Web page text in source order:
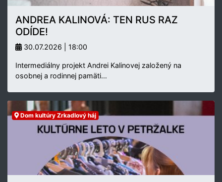
ANDREA KALINOVÁ: TEN RUS RAZ
ODÍDE!
30.07.2026 | 18:00
Intermediálny projekt Andrei Kalinovej založený na
osobnej a rodinnej pamäti…
Dom kultúry Zrkadlový háj